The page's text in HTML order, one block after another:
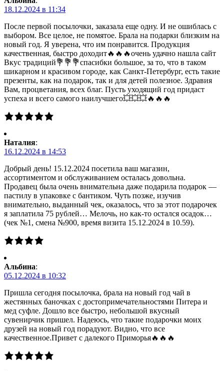
18.12.2024 в 11:34
После первой посылочки, заказала еще одну. И не ошиблась с
выбором. Все целое, не помятое. Брала на подарки близким на
новый год. Я уверена, что им понравится. Продукция
качественная, быстро доходит🔥🔥🔥очень удачно нашла сайт
Вкус традиций💐💐💐спасибки большое, за то, что в таком
шикарном и красивом городе, как Санкт-Петербург, есть такие
презенты, как на подарок, так и для детей полезное. Здравия
Вам, процветания, всех благ. Пусть уходящий год придаст
успеха и всего самого наилучшего💥💥💥🔥🔥🔥
Наталия:
16.12.2024 в 14:53
Добрый день! 15.12.2024 посетила ваш магазин,
ассортиментом и обслуживанием осталась довольна.
Продавец была очень внимательна даже подарила подарок —
пастилу в упаковке с бантиком. Чуть позже, изучив
внимательно, выданный чек, оказалось, что за этот подарочек
я заплатила 75 рублей… Мелочь, но как-то остался осадок…
(чек №1, смена №900, время визита 15.12.2024 в 10.59).
Альбина:
05.12.2024 в 10:32
Пришла сегодня посылочка, брала на новый год чай в
жестянных баночках с достопримечательностями Питера и
мед суфле. Дошло все быстро, небольшой вкусный
сувенирчик пришел. Надеюсь, что такие подарочки моих
друзей на новый год порадуют. Видно, что все
качественное.Привет с далекого Приморья🔥🔥🔥